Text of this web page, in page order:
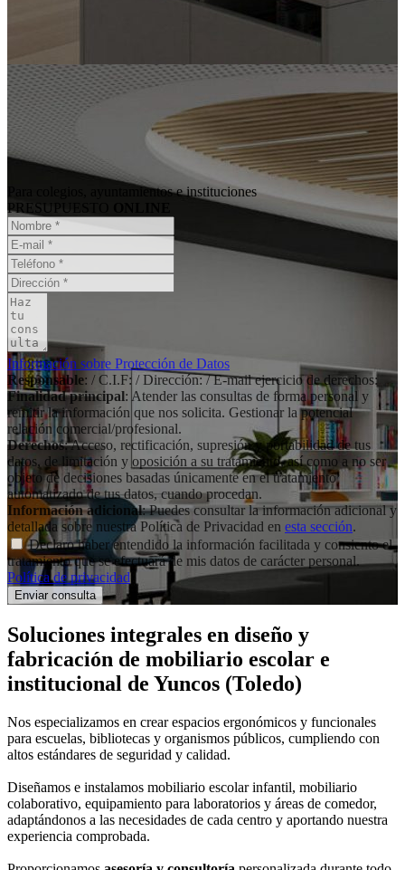
Para colegios, ayuntamientos e instituciones
PRESUPUESTO
Información sobre Protección de Datos
Responsable: / C.I.F: / Dirección: / E-mail ejercicio de derechos:
Finalidad principal: Atender las consultas de forma personal y
remitir la información que nos solicita. Gestionar la potencial
relación comercial/profesional.
Derechos: Acceso, rectificación, supresión y portabilidad de tus
datos, de limitación y oposición a su tratamiento, así como a no ser
objeto de decisiones basadas únicamente en el tratamiento
automatizado de tus datos, cuando procedan.
Información adicional: Puedes consultar la información adicional y
detallada sobre nuestra Política de Privacidad en esta sección.
Declaro haber entendido la información facilitada y consiento el
tratamiento que se efectuará de mis datos de carácter personal.
Política de privacidad.
Soluciones integrales en diseño y
fabricación de mobiliario escolar e
institucional de Yuncos (Toledo)
Nos especializamos en crear espacios ergonómicos y funcionales
para escuelas, bibliotecas y organismos públicos, cumpliendo con
altos estándares de seguridad y calidad.
Diseñamos e instalamos mobiliario escolar infantil, mobiliario
colaborativo, equipamiento para laboratorios y áreas de comedor,
adaptándonos a las necesidades de cada centro y aportando nuestra
experiencia comprobada.